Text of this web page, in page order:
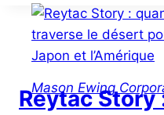
the
Manga
Dream
Crosses
the
Mason Ewing
Reytac Story